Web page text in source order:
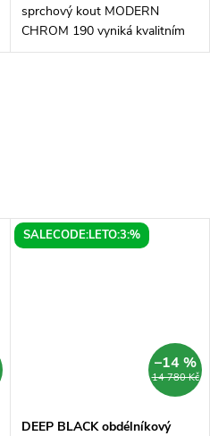
sprchový kout MODERN
CHROM 190 vyniká kvalitním
zpracováním hliníkového rámu
SALECODE:LETO:3:%
14 780 Kč
–14 %
DEEP BLACK obdélníkový